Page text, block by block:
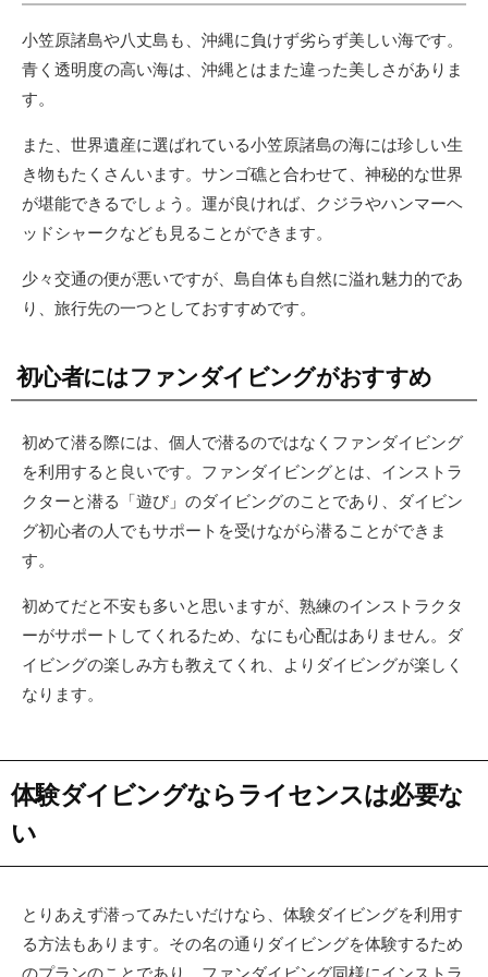
小笠原諸島や八丈島も、沖縄に負けず劣らず美しい海です。
青く透明度の高い海は、沖縄とはまた違った美しさがありま
す。
また、世界遺産に選ばれている小笠原諸島の海には珍しい生
き物もたくさんいます。サンゴ礁と合わせて、神秘的な世界
が堪能できるでしょう。運が良ければ、クジラやハンマーヘ
ッドシャークなども見ることができます。
少々交通の便が悪いですが、島自体も自然に溢れ魅力的であ
り、旅行先の一つとしておすすめです。
初心者にはファンダイビングがおすすめ
初めて潜る際には、個人で潜るのではなくファンダイビング
を利用すると良いです。ファンダイビングとは、インストラ
クターと潜る「遊び」のダイビングのことであり、ダイビン
グ初心者の人でもサポートを受けながら潜ることができま
す。
初めてだと不安も多いと思いますが、熟練のインストラクタ
ーがサポートしてくれるため、なにも心配はありません。ダ
イビングの楽しみ方も教えてくれ、よりダイビングが楽しく
なります。
体験ダイビングならライセンスは必要な
い
とりあえず潜ってみたいだけなら、体験ダイビングを利用す
る方法もあります。その名の通りダイビングを体験するため